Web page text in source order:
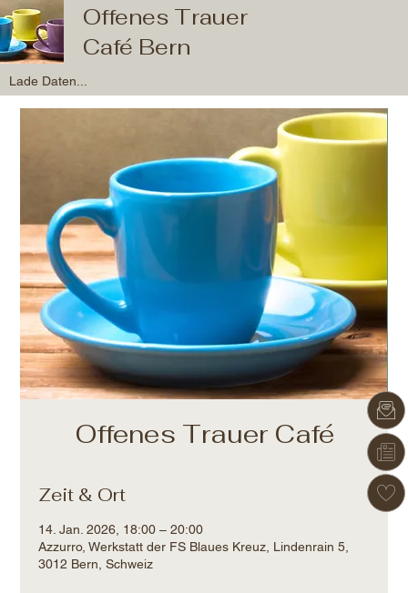
Lade Daten...
Offenes Trauer
Café Bern
Offenes Trauer Café
Zeit & Ort
14. Jan. 2026, 18:00 – 20:00
Azzurro, Werkstatt der FS Blaues Kreuz, Lindenrain 5,
3012 Bern, Schweiz